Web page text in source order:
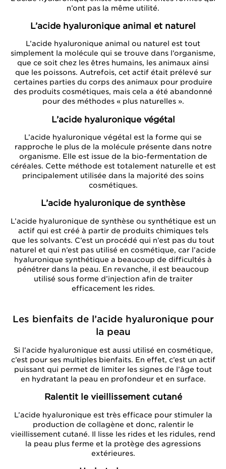
n’ont pas la même utilité.
L’acide hyaluronique animal et naturel
L’acide hyaluronique animal ou naturel est tout
simplement la molécule qui se trouve dans l’organisme,
que ce soit chez les êtres humains, les animaux ainsi
que les poissons. Autrefois, cet actif était prélevé sur
certaines parties du corps des animaux pour produire
des produits cosmétiques, mais cela a été abandonné
pour des méthodes « plus naturelles ».
L’acide hyaluronique végétal
L’acide hyaluronique végétal est la forme qui se
rapproche le plus de la molécule présente dans notre
organisme. Elle est issue de la bio-fermentation de
céréales. Cette méthode est totalement naturelle et est
principalement utilisée dans la majorité des soins
cosmétiques.
L’acide hyaluronique de synthèse
L’acide hyaluronique de synthèse ou synthétique est un
actif qui est créé à partir de produits chimiques tels
que les solvants. C’est un procédé qui n’est pas du tout
naturel et qui n’est pas utilisé en cosmétique, car l’acide
hyaluronique synthétique a beaucoup de difficultés à
pénétrer dans la peau. En revanche, il est beaucoup
utilisé sous forme d’injection afin de traiter
efficacement les rides.
Les bienfaits de l’acide hyaluronique pour
la peau
Si l’acide hyaluronique est aussi utilisé en cosmétique,
c’est pour ses multiples bienfaits. En effet, c’est un actif
puissant qui permet de limiter les signes de l’âge tout
en hydratant la peau en profondeur et en surface.
Ralentit le vieillissement cutané
L’acide hyaluronique est très efficace pour stimuler la
production de collagène et donc, ralentir le
vieillissement cutané. Il lisse les rides et les ridules, rend
la peau plus ferme et la protège des agressions
extérieures.